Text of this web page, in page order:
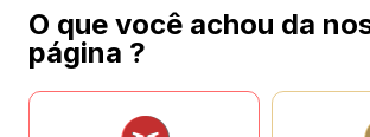
O que você achou da
página ?